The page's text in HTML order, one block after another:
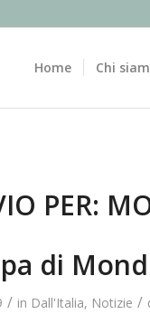
Home Chi
PER:
di
/ in Dall'Italia, Notizie /